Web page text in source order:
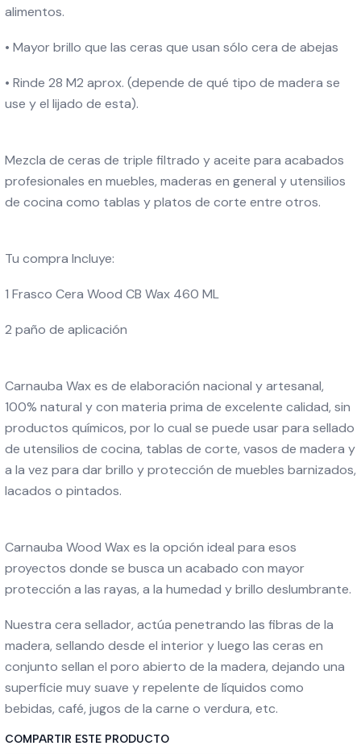
alimentos.
• Mayor brillo que las ceras que usan sólo cera de abejas
• Rinde 28 M2 aprox. (depende de qué tipo de madera se
use y el lijado de esta).
Mezcla de ceras de triple filtrado y aceite para acabados
profesionales en muebles, maderas en general y utensilios
de cocina como tablas y platos de corte entre otros.
Tu compra Incluye:
1 Frasco Cera Wood CB Wax 460 ML
2 paño de aplicación
Carnauba Wax es de elaboración nacional y artesanal,
100% natural y con materia prima de excelente calidad, sin
productos químicos, por lo cual se puede usar para sellado
de utensilios de cocina, tablas de corte, vasos de madera y
a la vez para dar brillo y protección de muebles barnizados,
lacados o pintados.
Carnauba Wood Wax es la opción ideal para esos
proyectos donde se busca un acabado con mayor
protección a las rayas, a la humedad y brillo deslumbrante.
Nuestra cera sellador, actúa penetrando las fibras de la
madera, sellando desde el interior y luego las ceras en
conjunto sellan el poro abierto de la madera, dejando una
superficie muy suave y repelente de líquidos como
bebidas, café, jugos de la carne o verdura, etc.
COMPARTIR ESTE PRODUCTO